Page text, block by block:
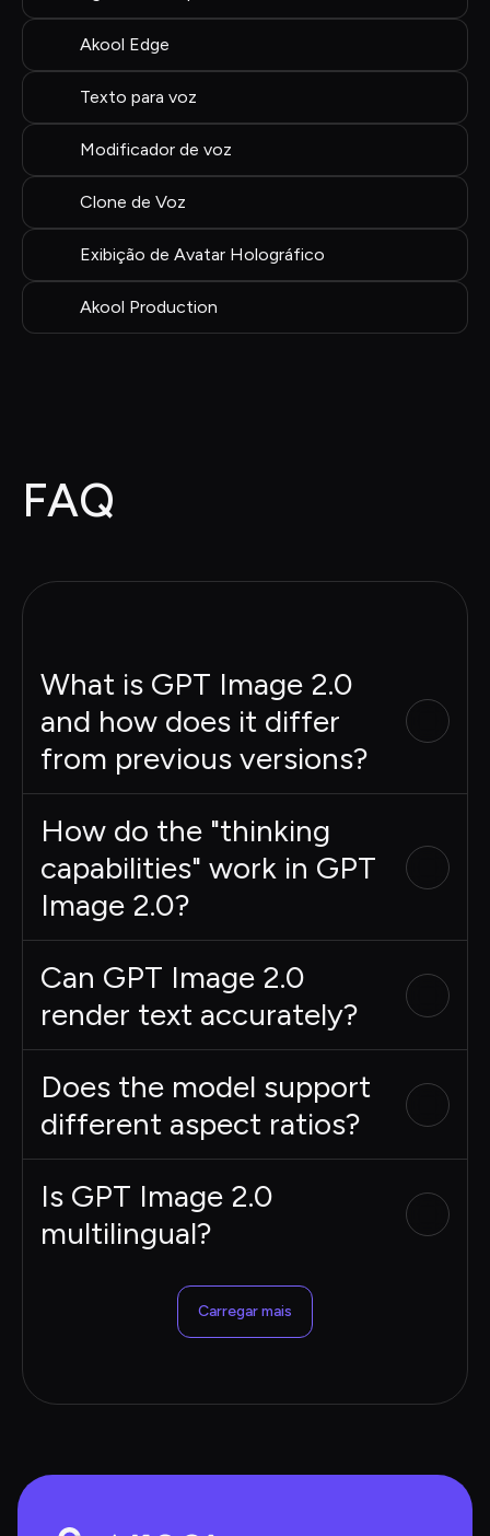
Akool Edge
Texto para voz
Modificador de voz
Clone de Voz
Exibição de Avatar Holográfico
Akool Production
FAQ
What is GPT Image 2.0
and how does it differ
from previous versions?
How do the "thinking
capabilities" work in GPT
Image 2.0?
Can GPT Image 2.0
render text accurately?
Does the model support
different aspect ratios?
Is GPT Image 2.0
multilingual?
Carregar mais